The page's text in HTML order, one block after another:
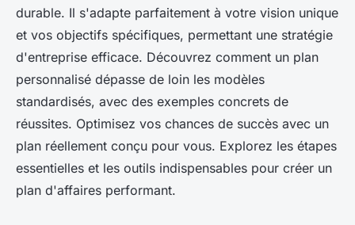
durable. Il s'adapte parfaitement à votre vision unique
et vos objectifs spécifiques, permettant une stratégie
d'entreprise efficace. Découvrez comment un plan
personnalisé dépasse de loin les modèles
standardisés, avec des exemples concrets de
réussites. Optimisez vos chances de succès avec un
plan réellement conçu pour vous. Explorez les étapes
essentielles et les outils indispensables pour créer un
plan d'affaires performant.